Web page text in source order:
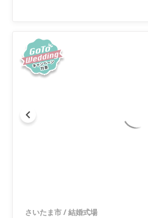
さいたま市/結婚式場